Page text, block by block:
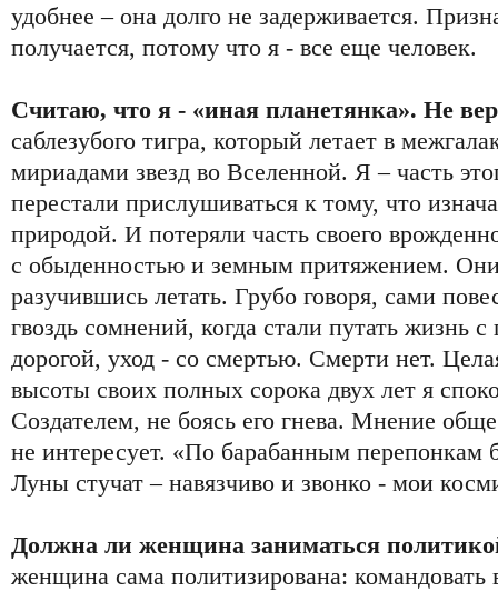
удобнее – она долго не задерживается.
получается, потому что я - все еще человек.
Считаю, что я - «иная планетянка». Не
саблезубого тигра, который летает в
мириадами звезд во Вселенной. Я – часть
перестали прислушиваться к тому, что
природой. И потеряли часть своего
с обыденностью и земным притяжением.
разучившись летать. Грубо говоря, сами
гвоздь сомнений, когда стали путать жизнь
дорогой, уход - со смертью. Смерти нет.
высоты своих полных сорока двух лет я
Создателем, не боясь его гнева. Мнение
не интересует. «По барабанным перепонкам
Луны стучат – навязчиво и звонко - мои
Должна ли женщина заниматься
женщина сама политизирована: командовать